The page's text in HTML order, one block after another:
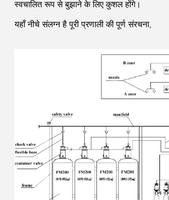
स्वचालित रूप से बुझाने के लिए कुशल होंगे।
यहाँ नीचे संलग्न है पूरी प्रणाली की पूर्ण संरचना,